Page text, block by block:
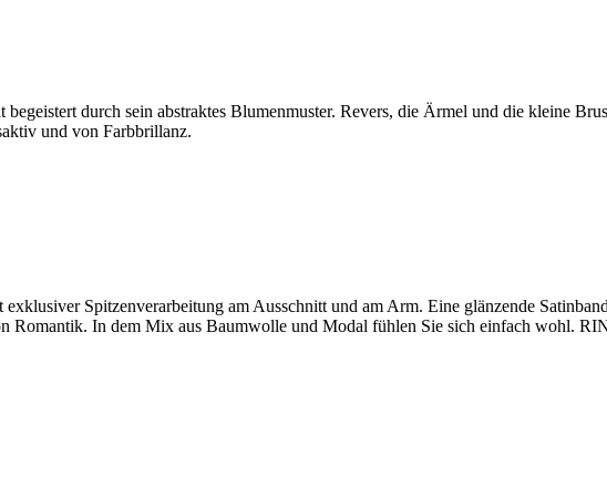
durch sein abstraktes Blumenmuster. Revers, die Ärmel und die kleine
und von Farbbrillanz.
Spitzenverarbeitung am Ausschnitt und am Arm. Eine glänzende
Romantik. In dem Mix aus Baumwolle und Modal fühlen Sie sich einfach wohl.